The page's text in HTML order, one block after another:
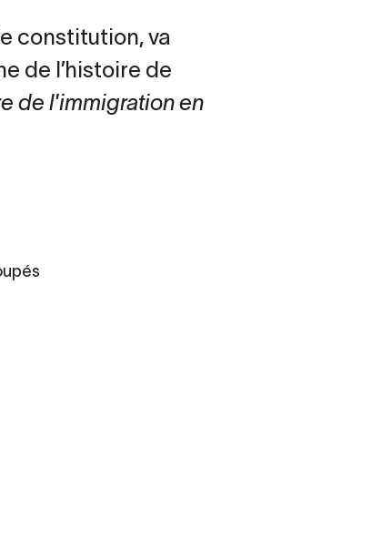
constitution, va
de l’histoire de
de l'immigration en